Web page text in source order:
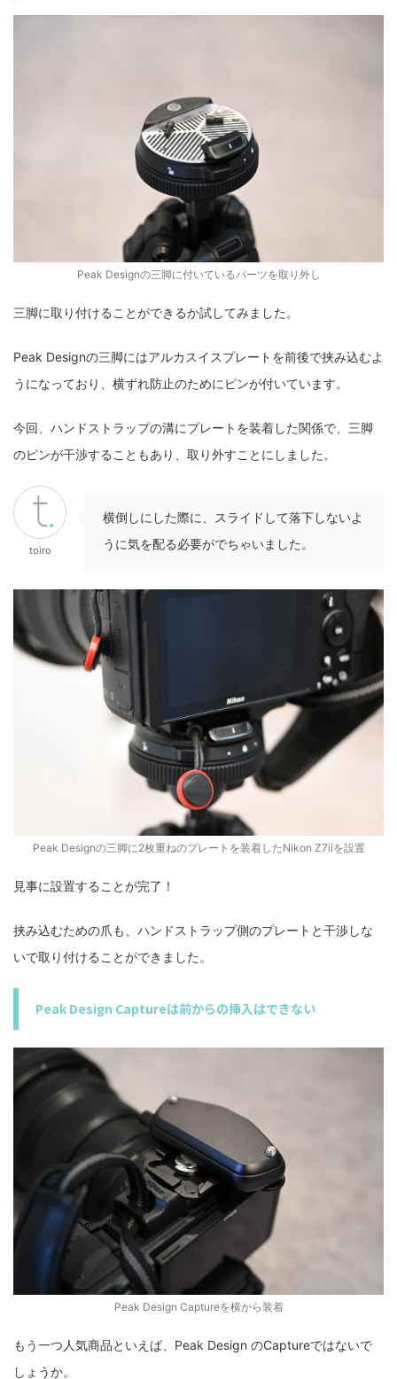
Peak Designの三脚に付いているパーツを取り外し
三脚に取り付けることができるか試してみました。
Peak Designの三脚にはアルカスイスプレートを前後で挟み込むよ
うになっており、横ずれ防止のためにピンが付いています。
今回、ハンドストラップの溝にプレートを装着した関係で、三脚
のピンが干渉することもあり、取り外すことにしました。
toiro
横倒しにした際に、スライドして落下しないよ
うに気を配る必要がでちゃいました。
Peak Designの三脚に2枚重ねのプレートを装着したNikon Z7iiを設置
見事に設置することが完了！
挟み込むための爪も、ハンドストラップ側のプレートと干渉しな
いで取り付けることができました。
Peak Design Captureは前からの挿入はできない
Peak Design Captureを横から装着
もう一つ人気商品といえば、Peak Design のCaptureではないで
しょうか。